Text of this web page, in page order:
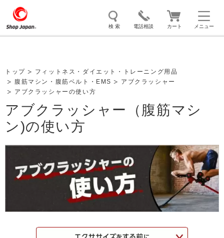
メニュー
検 索 電話相談 カート
掃除機 クッキングプロ 補聴器 マイキュット
オーラルスマイル
トップ
フィットネス・ダイエット・トレーニング用品
腹筋マシン・腹筋ベルト・EMS
アブクラッシャー
アブクラッシャーの使い方
アブクラッシャー（腹筋マシ
ン)の使い方